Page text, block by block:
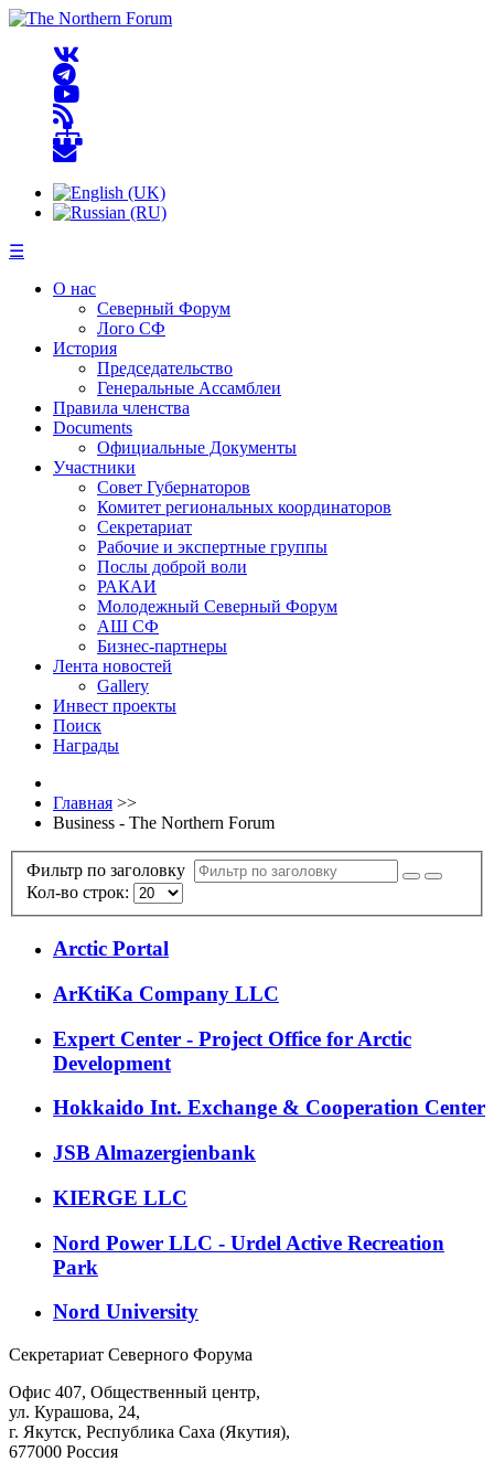
☰
О нас
Северный Форум
Лого СФ
История
Председательство
Генеральные Ассамблеи
Правила членства
Documents
Официальные Документы
Участники
Совет Губернаторов
Комитет региональных координаторов
Секретариат
Рабочие и экспертные группы
Послы доброй воли
РАКАИ
Молодежный Северный Форум
АШ СФ
Бизнес-партнеры
Лента новостей
Gallery
Инвест проекты
Поиск
Награды
Главная >>
Business - The Northern Forum
Фильтр по заголовку
Кол-во строк:
Arctic Portal
ArKtiKa Company LLC
Expert Center - Project Office for Arctic
Development
Hokkaido Int. Exchange & Cooperation Center
JSB Almazergienbank
KIERGE LLC
Nord Power LLC - Urdel Active Recreation
Park
Nord University
Секретариат Северного Форума
Офис 407, Общественный центр,
ул. Курашова, 24,
г. Якутск, Республика Саха (Якутия),
677000 Россия